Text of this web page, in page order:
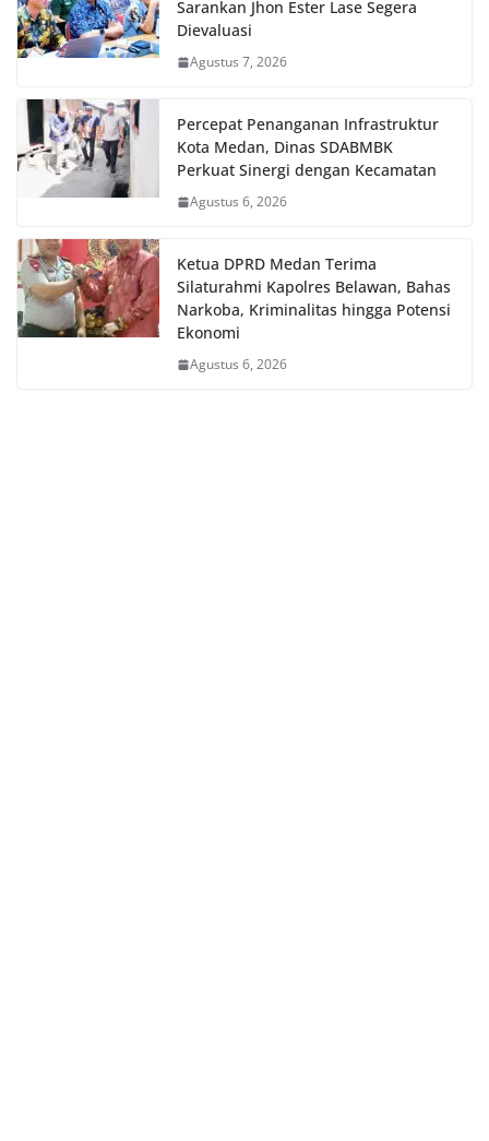
Sarankan Jhon Ester Lase Segera
Dievaluasi
Agustus 7, 2026
Percepat Penanganan Infrastruktur
Kota Medan, Dinas SDABMBK
Perkuat Sinergi dengan Kecamatan
Agustus 6, 2026
Ketua DPRD Medan Terima
Silaturahmi Kapolres Belawan, Bahas
Narkoba, Kriminalitas hingga Potensi
Ekonomi
Agustus 6, 2026